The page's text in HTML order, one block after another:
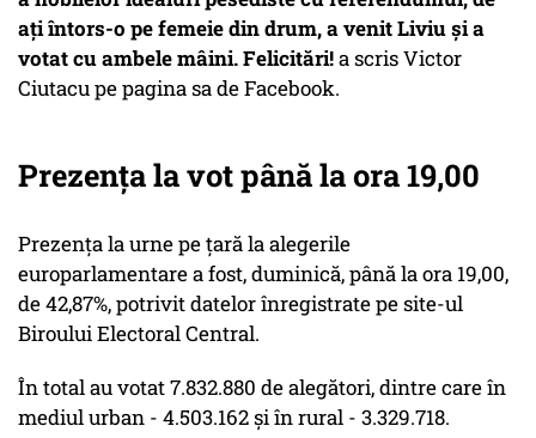
ați întors-o pe femeie din drum, a venit Liviu și a
votat cu ambele mâini. Felicitări!a scris Victor
Ciutacu pe pagina sa de Facebook.
Prezența la vot până la ora 19,00
Prezenţa la urne pe ţară la alegerile
europarlamentare a fost, duminică, până la ora 19,00,
de 42,87%, potrivit datelor înregistrate pe site-ul
Biroului Electoral Central.
În total au votat 7.832.880 de alegători, dintre care în
mediul urban - 4.503.162 şi în rural - 3.329.718.